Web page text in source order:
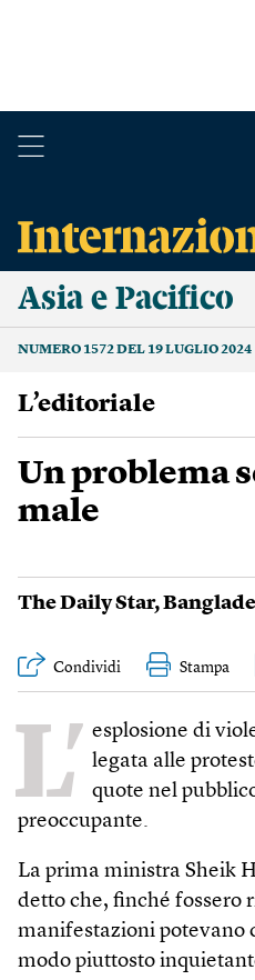
Asia e Pacifico
NUMERO 1572 DEL 19 LUGLIO 2024
L’editoriale
Un problema
male
The Daily Star,
Condividi Stampa
L’ esplosione di
legata alle
quote nel
preoccupante.
La prima ministra Sheik
detto che, finché fossero
manifestazioni potevano
modo piuttosto